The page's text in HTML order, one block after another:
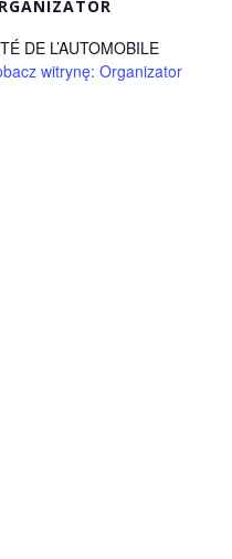
DE L’AUTOMOBILE
witrynę: Organizator